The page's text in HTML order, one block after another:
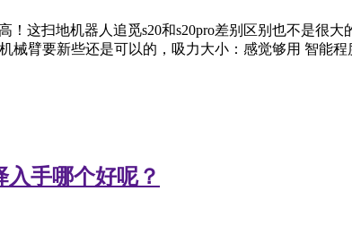
！这扫地机器人追觅s20和s20pro差别区别也不是很
械臂要新些还是可以的，吸力大小：感觉够用 智能
入手哪个好呢？